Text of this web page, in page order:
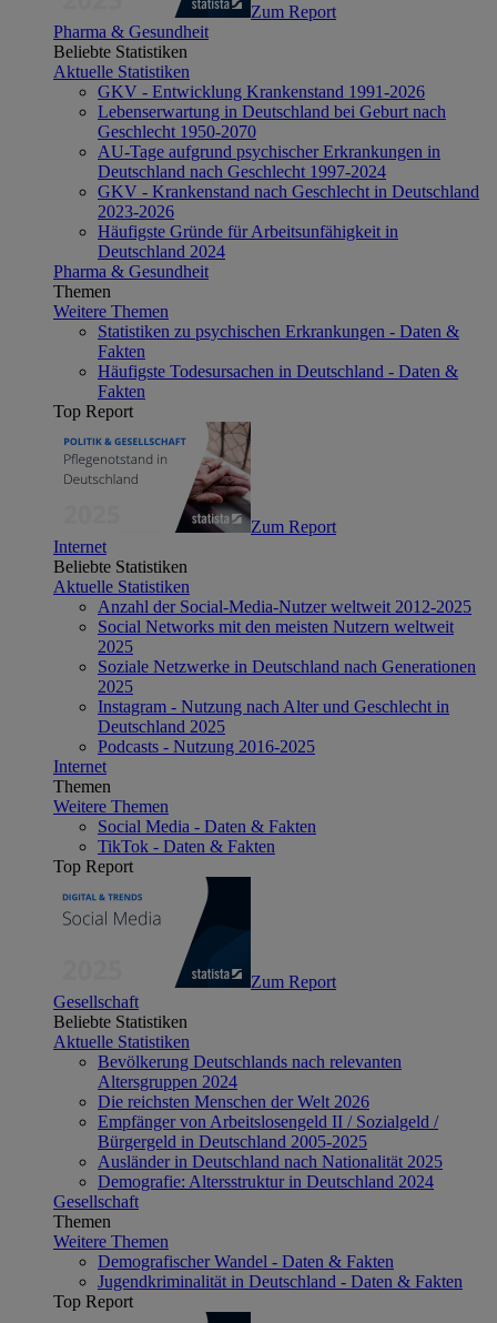
Zum Report
Pharma & Gesundheit
Beliebte Statistiken
Aktuelle Statistiken
GKV - Entwicklung Krankenstand 1991-2026
Lebenserwartung in Deutschland bei Geburt nach
Geschlecht 1950-2070
AU-Tage aufgrund psychischer Erkrankungen in
Deutschland nach Geschlecht 1997-2024
GKV - Krankenstand nach Geschlecht in Deutschland
2023-2026
Häufigste Gründe für Arbeitsunfähigkeit in
Deutschland 2024
Pharma & Gesundheit
Themen
Weitere Themen
Statistiken zu psychischen Erkrankungen - Daten &
Fakten
Häufigste Todesursachen in Deutschland - Daten &
Fakten
Top Report
Zum Report
Internet
Beliebte Statistiken
Aktuelle Statistiken
Anzahl der Social-Media-Nutzer weltweit 2012-2025
Social Networks mit den meisten Nutzern weltweit
2025
Soziale Netzwerke in Deutschland nach Generationen
2025
Instagram - Nutzung nach Alter und Geschlecht in
Deutschland 2025
Podcasts - Nutzung 2016-2025
Internet
Themen
Weitere Themen
Social Media - Daten & Fakten
TikTok - Daten & Fakten
Top Report
Zum Report
Gesellschaft
Beliebte Statistiken
Aktuelle Statistiken
Bevölkerung Deutschlands nach relevanten
Altersgruppen 2024
Die reichsten Menschen der Welt 2026
Empfänger von Arbeitslosengeld II / Sozialgeld /
Bürgergeld in Deutschland 2005-2025
Ausländer in Deutschland nach Nationalität 2025
Demografie: Altersstruktur in Deutschland 2024
Gesellschaft
Themen
Weitere Themen
Demografischer Wandel - Daten & Fakten
Jugendkriminalität in Deutschland - Daten & Fakten
Top Report